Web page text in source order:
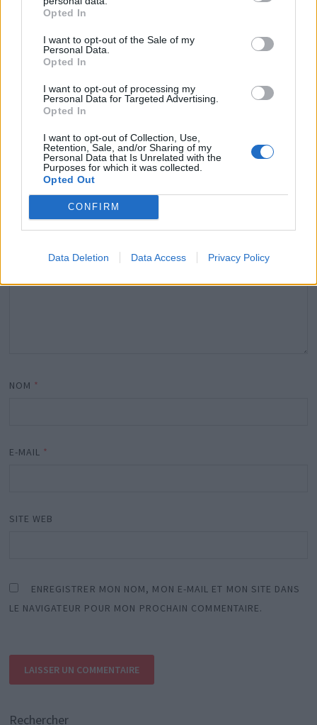
Opted In
I want to opt-out of the Sale of my
Personal Data.
Opted In
I want to opt-out of processing my
Personal Data for Targeted Advertising.
Opted In
I want to opt-out of Collection, Use,
Retention, Sale, and/or Sharing of my
Personal Data that Is Unrelated with the
Purposes for which it was collected.
Opted Out
CONFIRM
Data Deletion Data Access Privacy Policy
fait vibrer sa vie
Laisser un commentaire
obligatoires sont indiqués avec*
COMMENTAIRE*
NOM *
E-MAIL *
SITE WEB
ENREGISTRER MON NOM, MON E-MAIL ET MON SITE DANS
LE NAVIGATEUR POUR MON PROCHAIN COMMENTAIRE.
Rechercher